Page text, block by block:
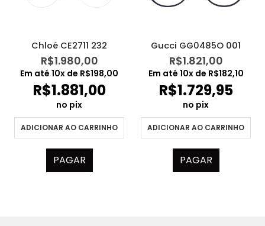
Chloé CE2711 232
R$1.980,00
Em até 10x de R$198,00
R$1.881,00
no pix
ADICIONAR AO CARRINHO
PAGAR
Gucci GG0485O 001
R$1.821,00
Em até 10x de R$182,10
R$1.729,95
no pix
ADICIONAR AO CARRINHO
PAGAR